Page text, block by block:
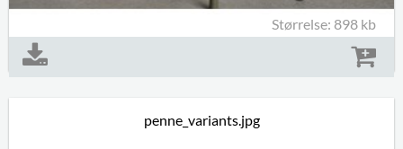
Størrelse: 898 kb
penne_variants.jpg